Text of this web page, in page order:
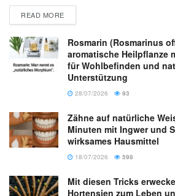
READ MORE
Rosmarin (Rosmarinus
aromatische Heilpflanze
für Wohlbefinden und
Unterstützung
28/07/2026 93
Zähne auf natürliche
Minuten mit Ingwer und
wirksames Hausmittel
18/07/2026 598
Mit diesen Tricks
Hortensien zum Leben